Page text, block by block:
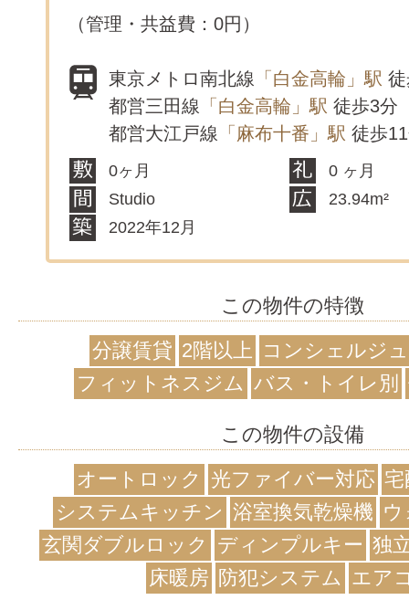
（管理・共益費：0円）
東京メトロ南北線 「白金高輪」駅
都営三田線 「白金高輪」駅 徒歩3分
都営大江戸線 「麻布十番」駅 徒歩
0ヶ月
0 ヶ月
Studio
23.94m²
2022年12月
この物件の特徴
分譲賃貸 2階以上
コンシェルジ
フィットネスジム バス・トイレ別
この物件の設備
オートロック
光ファイバー対応
システムキッチン 浴室換気乾燥機
玄関ダブルロック
ディンプルキー 独
床暖房 防犯システム エア